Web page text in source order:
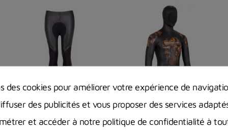
-37,91 €
Pantalon Beuchat
Espadon Elite
-49,01 €
Veste Beuchat
Espadon Elite
des cookies pour améliorer votre expérience de
des publicités et vous proposer des services
et accéder à notre politique de confidentialité à